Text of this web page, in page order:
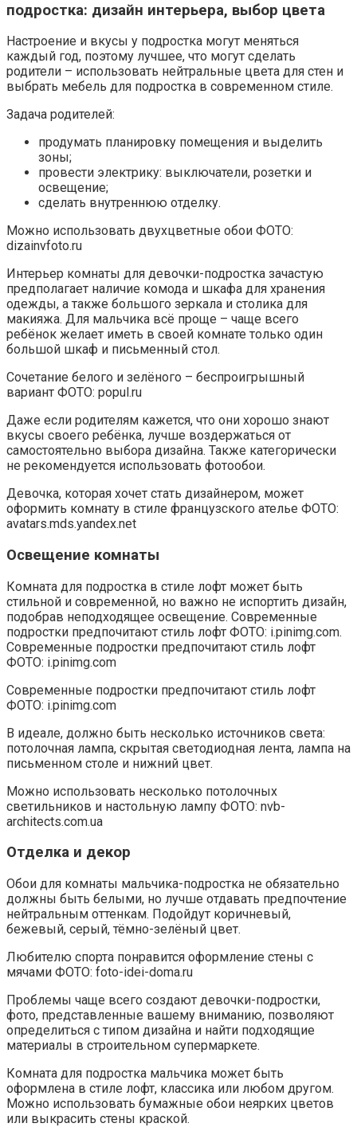
подростка: дизайн интерьера, выбор цвета
Настроение и вкусы у подростка могут меняться
каждый год, поэтому лучшее, что могут сделать
родители – использовать нейтральные цвета для стен и
выбрать мебель для подростка в современном стиле.
Задача родителей:
продумать планировку помещения и выделить
зоны;
провести электрику: выключатели, розетки и
освещение;
сделать внутреннюю отделку.
Можно использовать двухцветные обои ФОТО:
dizainvfoto.ru
Интерьер комнаты для девочки-подростка зачастую
предполагает наличие комода и шкафа для хранения
одежды, а также большого зеркала и столика для
макияжа. Для мальчика всё проще – чаще всего
ребёнок желает иметь в своей комнате только один
большой шкаф и письменный стол.
Сочетание белого и зелёного – беспроигрышный
вариант ФОТО: popul.ru
Даже если родителям кажется, что они хорошо знают
вкусы своего ребёнка, лучше воздержаться от
самостоятельно выбора дизайна. Также категорически
не рекомендуется использовать фотообои.
Девочка, которая хочет стать дизайнером, может
оформить комнату в стиле французского ателье ФОТО:
avatars.mds.yandex.net
Освещение комнаты
Комната для подростка в стиле лофт может быть
стильной и современной, но важно не испортить дизайн,
подобрав неподходящее освещение. Современные
подростки предпочитают стиль лофт ФОТО: i.pinimg.com.
Современные подростки предпочитают стиль лофт
ФОТО: i.pinimg.com
Современные подростки предпочитают стиль лофт
ФОТО: i.pinimg.com
В идеале, должно быть несколько источников света:
потолочная лампа, скрытая светодиодная лента, лампа на
письменном столе и нижний цвет.
Можно использовать несколько потолочных
светильников и настольную лампу ФОТО: nvb-
architects.com.ua
Отделка и декор
Обои для комнаты мальчика-подростка не обязательно
должны быть белыми, но лучше отдавать предпочтение
нейтральным оттенкам. Подойдут коричневый,
бежевый, серый, тёмно-зелёный цвет.
Любителю спорта понравится оформление стены с
мячами ФОТО: foto-idei-doma.ru
Проблемы чаще всего создают девочки-подростки,
фото, представленные вашему вниманию, позволяют
определиться с типом дизайна и найти подходящие
материалы в строительном супермаркете.
Комната для подростка мальчика может быть
оформлена в стиле лофт, классика или любом другом.
Можно использовать бумажные обои неярких цветов
или выкрасить стены краской.